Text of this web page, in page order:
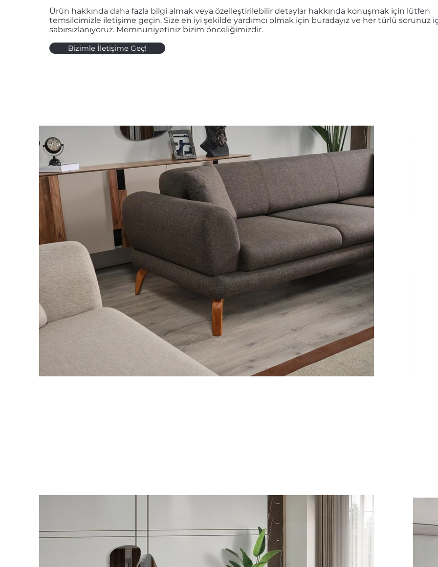
Ürün hakkında daha fazla bilgi almak veya özelleştirilebilir detaylar hakkında konuşmak için lütfen
temsilcimizle iletişime geçin. Size en iyi şekilde yardımcı olmak için buradayız ve her türlü sorunuz
sabırsızlanıyoruz. Memnuniyetiniz bizim önceliğimizdir.
Bizimle İletişime Geç!